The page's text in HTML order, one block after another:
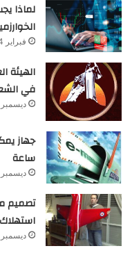
لماذا
فبراير 24, 2026
الهيئة
في
ديسمبر 10, 2025
ساعة
ديسمبر 10, 2025
ديسمبر 10, 2025